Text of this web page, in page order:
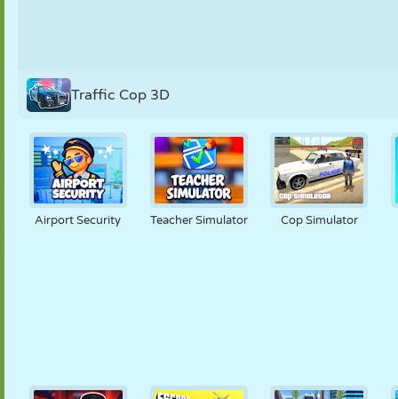
Traffic Cop 3D
Airport Security Teacher Simulator Cop Simulator